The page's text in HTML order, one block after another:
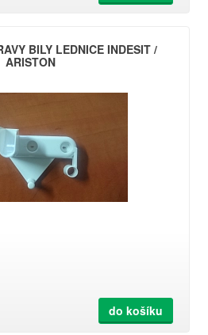
BILY LEDNICE INDESIT /
ARISTON
do košíku